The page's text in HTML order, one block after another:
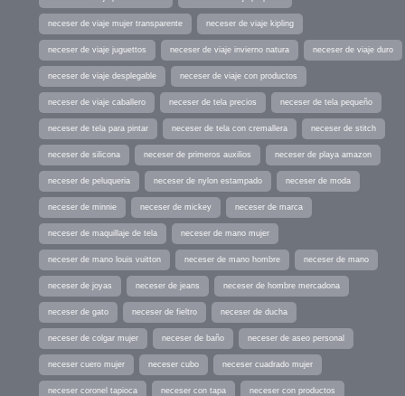
neceser de viaje mujer transparente neceser de viaje kipling
neceser de viaje juguettos neceser de viaje invierno natura neceser de viaje duro
neceser de viaje desplegable neceser de viaje con productos
neceser de viaje caballero neceser de tela precios neceser de tela pequeño
neceser de tela para pintar neceser de tela con cremallera neceser de stitch
neceser de silicona neceser de primeros auxilios neceser de playa amazon
neceser de peluqueria neceser de nylon estampado neceser de moda
neceser de minnie neceser de mickey neceser de marca
neceser de maquillaje de tela neceser de mano mujer
neceser de mano louis vuitton neceser de mano hombre neceser de mano
neceser de joyas neceser de jeans neceser de hombre mercadona
neceser de gato neceser de fieltro neceser de ducha
neceser de colgar mujer neceser de baño neceser de aseo personal
neceser cuero mujer neceser cubo neceser cuadrado mujer
neceser coronel tapioca neceser con tapa neceser con productos